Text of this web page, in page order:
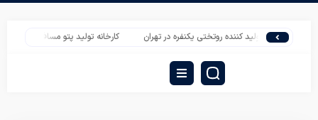
تولید کننده روتختی یکنفره در تهران کارخانه تولید پتو مسافرتی تیسا با فروش